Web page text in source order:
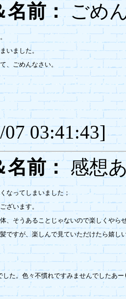
名前：ごめ
いました。
、ごめんなさい。
03:41:43]
名前：感想
なってしまいました；
ざいます。
、そうあることじゃないので楽しくやら
ですが、楽しんで見ていただけたら嬉し
た。色々不慣れですみませんでしたあ